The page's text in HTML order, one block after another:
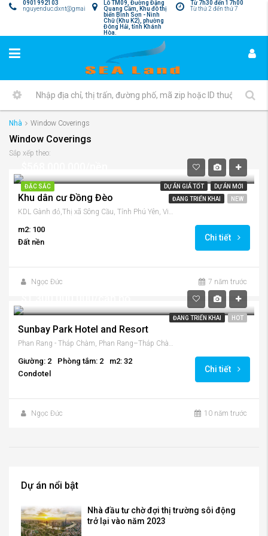
Từ 7h30 đến 17h00
Từ thứ 2 đến thứ 7
Lô TM09, Đường Đặng
Quang Cầm, Khu đô thị
biển Bình Sơn - Ninh
Chữ (Khu K2), phường
Đông Hải, tỉnh Khánh
Hòa.
0901992103
nguyenduc.dxnt@gmail.com
Nhà Window Coverings
Window Coverings
Sắp xếp theo:
ĐẶC SẮC DỰ ÁN GIÁ TỐT
DỰ ÁN MỚI
ĐANG TRIỂN KHAI
NEW
Khu dân cư Đồng Đèo
KDL Gành đỏ,Thị xã Sông Cầu, Tỉnh Phú Yên, Việt Nam
m2: 100
Đất nền
Chi tiết
Ngọc Đức 7 năm trước
ĐANG TRIỂN KHAI HOT
Sunbay Park Hotel and Resort
Phan Rang - Tháp Chàm, Phan Rang–Tháp Chàm, Tỉnh Ninh Thuận, Việt Nam
Giường: 2 Phòng tắm: 2
m2: 32
Condotel
Chi tiết
Ngọc Đức 10 năm trước
Dự án nổi bật
Nhà đầu tư chờ đợi thị trường sôi động
trở lại vào năm 2023